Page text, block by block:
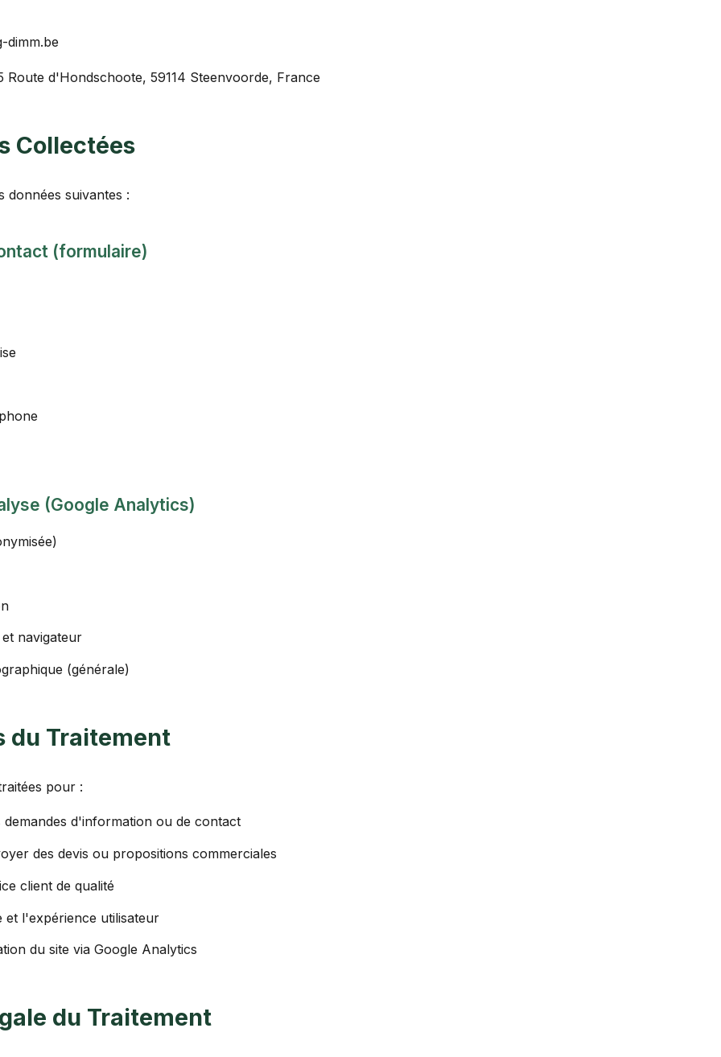
dimm.be
Route d'Hondschoote, 59114 Steenvoorde, France
Collectées
données suivantes :
(formulaire)
(Google Analytics)
navigateur
(générale)
du Traitement
pour :
demandes d'information ou de contact
des devis ou propositions commerciales
client de qualité
et l'expérience utilisateur
du site via Google Analytics
du Traitement